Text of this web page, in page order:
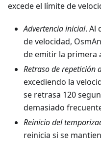
excede el límite de
Advertencia inicial. Al
de velocidad,
de emitir la primera
Retraso de repetición
excediendo la
se retrasa 120
demasiado
Reinicio del
reinicia si se